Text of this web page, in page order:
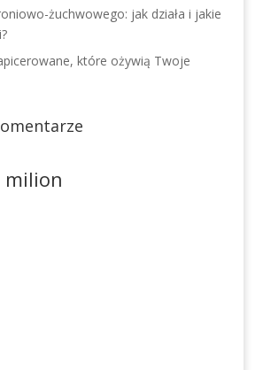
żuchwowego: jak działa i jakie
które ożywią Twoje
milion